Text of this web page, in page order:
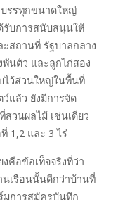
บรรทุกขนาดใหญ่
รับการสนับสนุนให้
ะสถานที่ รัฐบาลกลาง
นตัว และลูกไก่สอง
ไว้ส่วนใหญ่ในพื้นที่
แล้ว ยังมีการจัด
วนผลไม้ เช่นเดียว
1,2 และ 3 ไร่
คือข้อเท็จจริงที่ว่า
นเรือนนั้นดีกว่าบ้านที่
การสมัครบันทึก